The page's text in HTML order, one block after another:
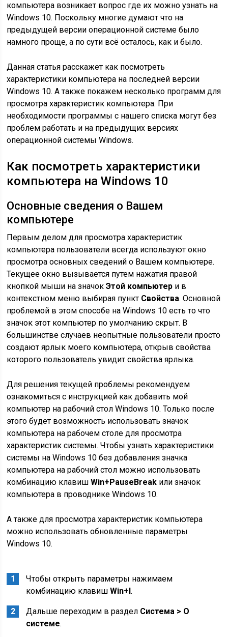
компьютера возникает вопрос где их можно узнать на
Windows 10. Поскольку многие думают что на
предыдущей версии операционной системе было
намного проще, а по сути всё осталось, как и было.
Данная статья расскажет как посмотреть
характеристики компьютера на последней версии
Windows 10. А также покажем несколько программ для
просмотра характеристик компьютера. При
необходимости программы с нашего списка могут без
проблем работать и на предыдущих версиях
операционной системы Windows.
Как посмотреть характеристики
компьютера на Windows 10
Основные сведения о Вашем
компьютере
Первым делом для просмотра характеристик
компьютера пользователи всегда используют окно
просмотра основных сведений о Вашем компьютере.
Текущее окно вызывается путем нажатия правой
кнопкой мыши на значокЭтой компьютер и в
контекстном меню выбирая пункт Свойства. Основной
проблемой в этом способе на Windows 10 есть то что
значок этот компьютер по умолчанию скрыт. В
большинстве случаев неопытные пользователи просто
создают ярлык моего компьютера, открыв свойства
которого пользователь увидит свойства ярлыка.
Для решения текущей проблемы рекомендуем
ознакомиться с инструкцией как добавить мой
компьютер на рабочий стол Windows 10. Только после
этого будет возможность использовать значок
компьютера на рабочем столе для просмотра
характеристик системы. Чтобы узнать характеристики
системы на Windows 10 без добавления значка
компьютера на рабочий стол можно использовать
комбинацию клавишWin+PauseBreak или значок
компьютера в проводнике Windows 10.
А также для просмотра характеристик компьютера
можно использовать обновленные параметры
Windows 10.
Чтобы открыть параметры нажимаем
комбинацию клавишWin+I.
Дальше переходим в раздел Система > О
системе.